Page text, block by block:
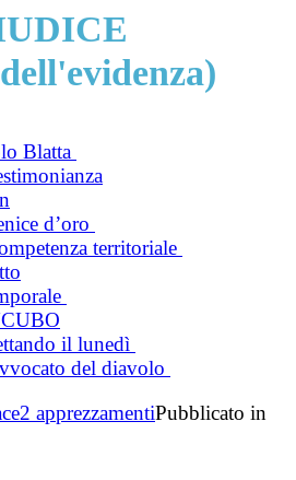
Blatta
d’oro
territoriale
il lunedì
del diavolo
2 apprezzamentiPubblicato in